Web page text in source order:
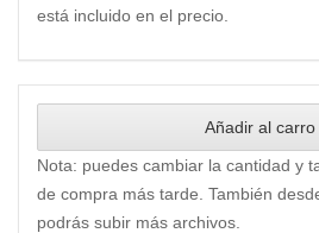
está incluido en el precio.
Añadir al carro
Nota: puedes cambiar la cantidad y
de compra más tarde. También
podrás subir más archivos.